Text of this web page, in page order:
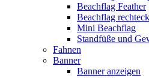
Beachflag Feather
Beachflag
Mini Beachflag
Standfüße und
Fahnen
Banner
Banner anzeigen